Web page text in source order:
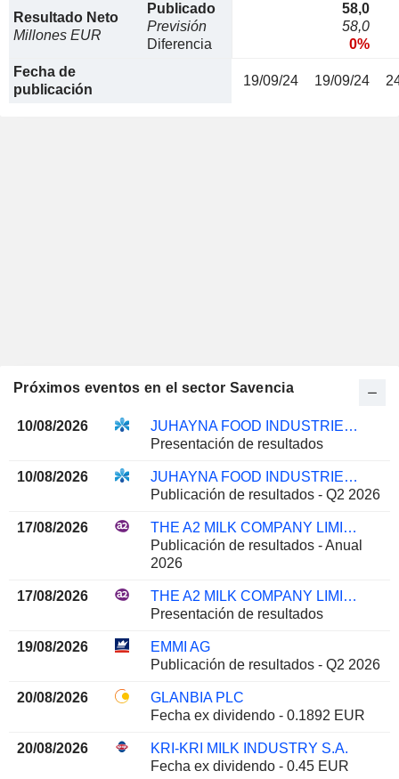
Resultado Neto
Millones EUR
Publicado
Previsión
Diferencia
58,0
58,0
0%
Fecha de
publicación
19/09/24 19/09/24
Próximos eventos en el sector Savencia
10/08/2026
JUHAYNA FOOD INDUSTRIES S.A.E.
Presentación de resultados
10/08/2026
JUHAYNA FOOD INDUSTRIES S.A.E.
Publicación de resultados - Q2 2026
17/08/2026
THE A2 MILK COMPANY LIMITED
Publicación de resultados - Anual
2026
17/08/2026
THE A2 MILK COMPANY LIMITED
Presentación de resultados
19/08/2026
EMMI AG
Publicación de resultados - Q2 2026
20/08/2026
GLANBIA PLC
Fecha ex dividendo - 0.1892 EUR
20/08/2026
KRI-KRI MILK INDUSTRY S.A.
Fecha ex dividendo - 0.45 EUR